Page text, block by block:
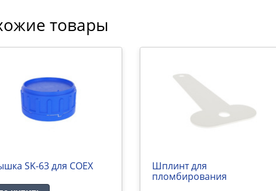
товары
SK-63 для COEX
Шплинт для
пломбирования